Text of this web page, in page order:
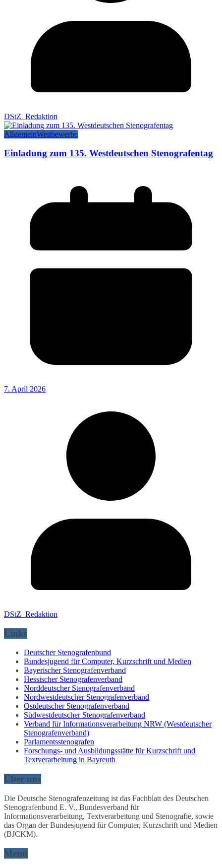
DStZ_Redaktion
AllgemeinWettbewerbe
Einladung zum 135. Westdeutschen Stenografentag
7. April 2026
DStZ_Redaktion
Links
Deutscher Stenografenbund
Bundesjugend für Computer, Kurzschrift und Medien
Bayerischer Stenografenverband
Hessischer Stenografenverband
Norddeutscher Stenografenverband
Nordwestdeutscher Stenografenverband
Ostdeutscher Stenografenverband
Südwestdeutscher Stenografenverband
Verband für Informationsverarbeitung NRW (Westdeutscher
Stenografenverband)
Parlamentsstenografen
Forschungs- und Ausbildungsstätte für Kurzschrift und
Textverarbeitung in Bayreuth
Über uns
Die Deutsche Stenografenzeitung ist das Fachblatt des Deutschen
Stenografenbund E. V., Bundesverband für
Informationsverarbeitung, Textverarbeitung und Stenografie, sowie
das Organ der Bundesjugend für Computer, Kurzschrift und Medien
(BJCKM).
Menü